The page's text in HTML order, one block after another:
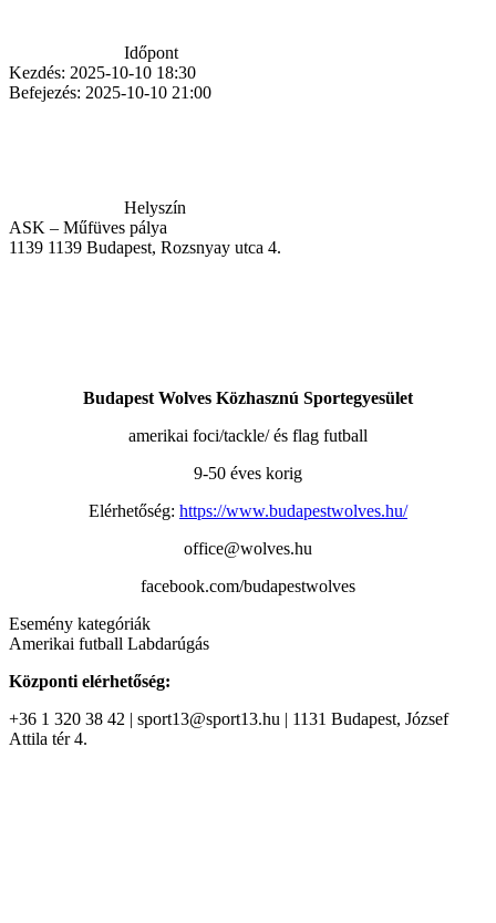
Időpont
Kezdés: 2025-10-10 18:30
Befejezés: 2025-10-10 21:00
Helyszín
ASK – Műfüves pálya
1139 1139 Budapest, Rozsnyay utca 4.
Budapest Wolves Közhasznú Sportegyesület
amerikai foci/tackle/ és flag futball
9-50 éves korig
Elérhetőség: https://www.budapestwolves.hu/
office@wolves.hu
facebook.com/budapestwolves
Esemény kategóriák
Amerikai futball Labdarúgás
Központi elérhetőség:
+36 1 320 38 42 | sport13@sport13.hu | 1131 Budapest, József
Attila tér 4.